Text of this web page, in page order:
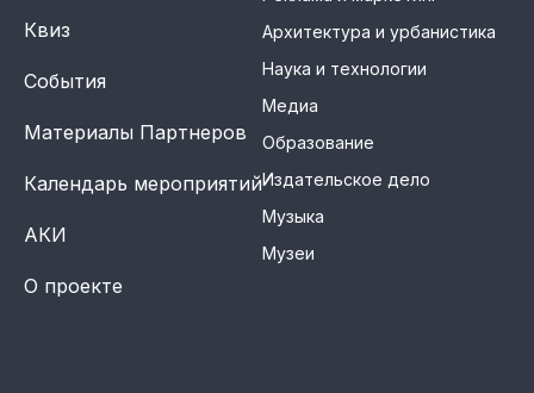
Цифровой Сарафан
Смотрите нас в соцсетях и мессенджерах
Квиз
События
Материалы Партнеров
Календарь мероприятий
АКИ
О проекте
Архитектура и урбанистика
Наука и технологии
Медиа
Образование
Издательское дело
Музыка
Музеи